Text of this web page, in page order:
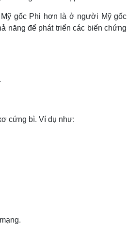
gốc Phi hơn là ở người Mỹ gốc
năng để phát triển các biến chứng
cứng bì. Ví dụ như: